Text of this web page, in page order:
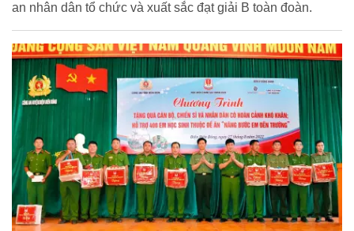
an nhân dân tổ chức và xuất sắc đạt giải B toàn đoàn.